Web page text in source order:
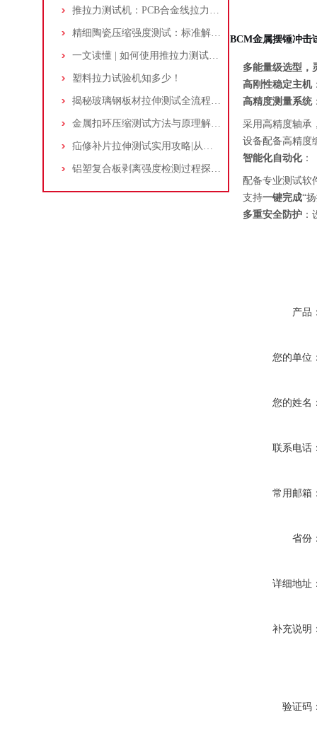
推拉力测试机：PCB合金线拉力测试的检测工具与操作指南
精细陶瓷压缩强度测试：标准解读与实际操作指南
一文读懂 | 如何使用推拉力测试机完成电容引脚焊点强度评估
塑料拉力试验机知多少！
揭秘玻璃钢板材拉伸测试全流程！从检测方法到万能材料试验机应用！
金属扣环压缩测试方法与原理解析，附常用测试设备介绍
疝修补片拉伸测试实用攻略|从原理到操作一文读懂
铝塑复合板剥离强度检测过程探讨：180°剥离强度试验
BCM金属摆锤冲击
多能量级选型，
高刚性稳定主机
高精度测量系统
采用高精度轴承
设备配备高精度
智能化自动化：
配备专业测试软
支持一键完成“
多重安全防护：
产品
您的单位
您的姓名
联系电话
常用邮箱
省份
详细地址
补充说明
验证码